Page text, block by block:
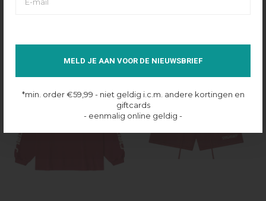
CREWNECK TEE - MARINE
MELD JE AAN VOOR DE NIEUWSBRIEF
*min. order €59,99 - niet geldig i.c.m. andere kortingen en
giftcards
- eenmalig online geldig -